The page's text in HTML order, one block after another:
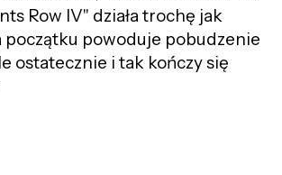
Row IV" działa trochę jak
początku powoduje pobudzenie
ostatecznie i tak kończy się